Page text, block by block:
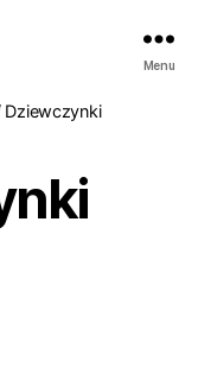
Menu
Dziewczynki